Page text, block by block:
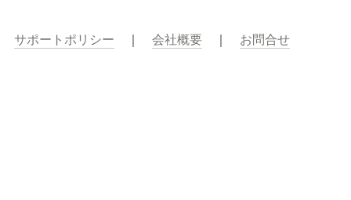
サポートポリシー ｜ 会社概要 ｜ お問合せ